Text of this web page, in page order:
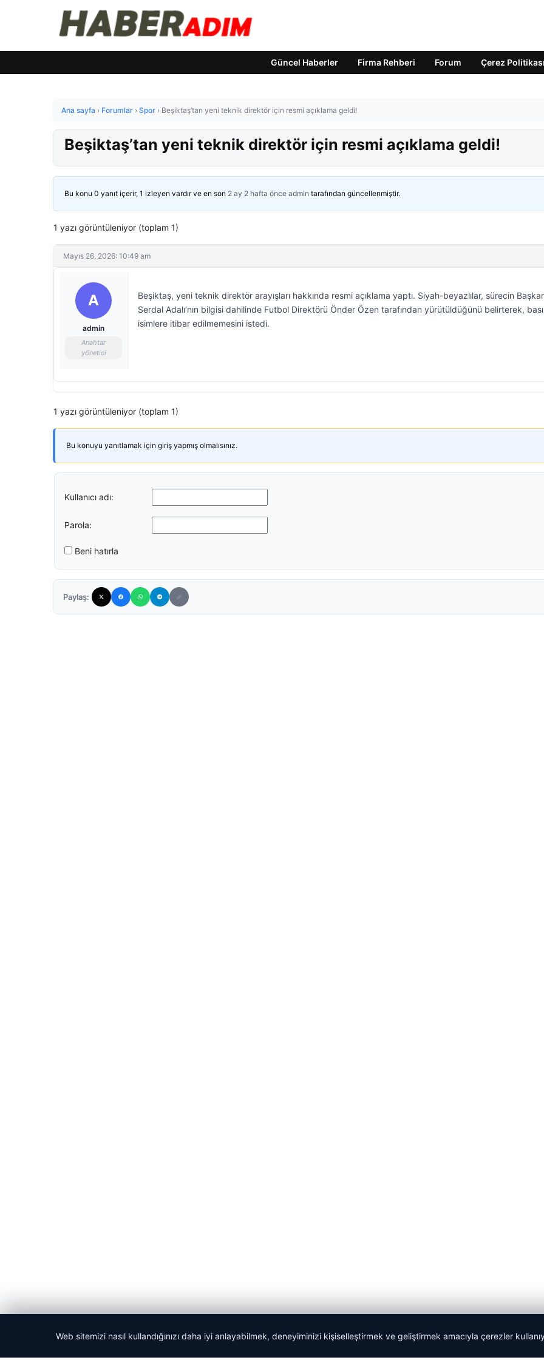
Güncel Haberler Firma Rehberi Forum Çerez Politikası
Ana sayfa › Forumlar › Spor › Beşiktaş’tan yeni teknik direktör için resmi açıklama geldi!
Beşiktaş’tan yeni teknik direktör için resmi açıklama geldi!
Bu konu 0 yanıt içerir, 1 izleyen vardır ve en son 2 ay 2 hafta önce admin tarafından güncellenmiştir.
1 yazı görüntüleniyor (toplam 1)
Mayıs 26, 2026: 10:49 am
A
admin
Anahtar
yönetici
Beşiktaş, yeni teknik direktör arayışları hakkında resmi açıklama yaptı. Siyah-beyazlılar, sürecin
Serdal Adalı’nın bilgisi dahilinde Futbol Direktörü Önder Özen tarafından yürütüldüğünü belirterek,
isimlere itibar edilmemesini istedi.
1 yazı görüntüleniyor (toplam 1)
Bu konuyu yanıtlamak için giriş yapmış olmalısınız.
Kullanıcı adı:
Parola:
Beni hatırla
Paylaş:
Web sitemizi nasıl kullandığınızı daha iyi anlayabilmek, deneyiminizi kişiselleştirmek ve geliştirmek amacıyla çerezler